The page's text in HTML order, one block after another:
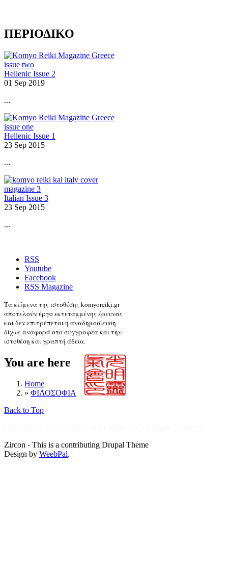
ΠΕΡΙΟΔΙΚΟ
Hellenic Issue 2
01 Sep 2019
...
Hellenic Issue 1
23 Sep 2015
...
Italian Issue 3
23 Sep 2015
...
RSS
Youtube
Facebook
RSS Magazine
Τα κείμενα της ιστοθέσης komyoreiki.gr
αποτελούν έργο εκτεταμμένης έρευνας
και δεν επιτρέπεται η αναδημοσίευση
δίχως αναφορά στο συγγραφέα και την
ιστοθέση και γραπτή άδεια.
You are here
Home
» ΦΙΛΟΣΟΦΙΑ
Back to Top
Zircon - This is a contributing Drupal Theme
Design by WeebPal.